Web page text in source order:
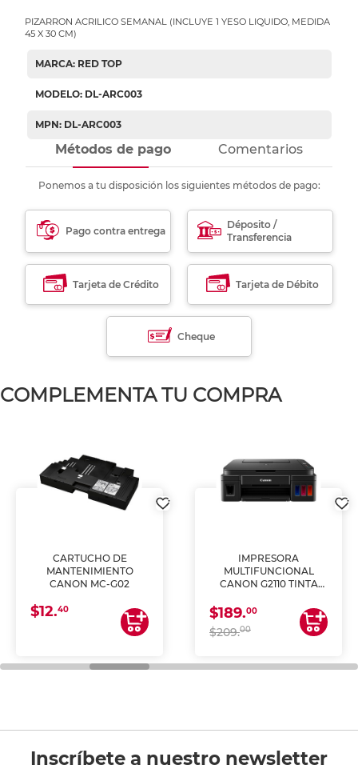
PIZARRON ACRILICO SEMANAL (INCLUYE 1 YESO LIQUIDO, MEDIDA
45 X 30 CM)
MARCA: RED TOP
MODELO: DL-ARC003
MPN: DL-ARC003
Métodos de pago Comentarios
Ponemos a tu disposición los siguientes métodos de pago:
Pago contra entrega
Déposito /
Transferencia
Tarjeta de Crédito Tarjeta de Débito
Cheque
COMPLEMENTA TU COMPRA
CARTUCHO DE
MANTENIMIENTO
CANON MC-G02
$12.40
IMPRESORA
MULTIFUNCIONAL
CANON G2110 TINTA
$189.00
$209.00
Inscríbete a nuestro newsletter